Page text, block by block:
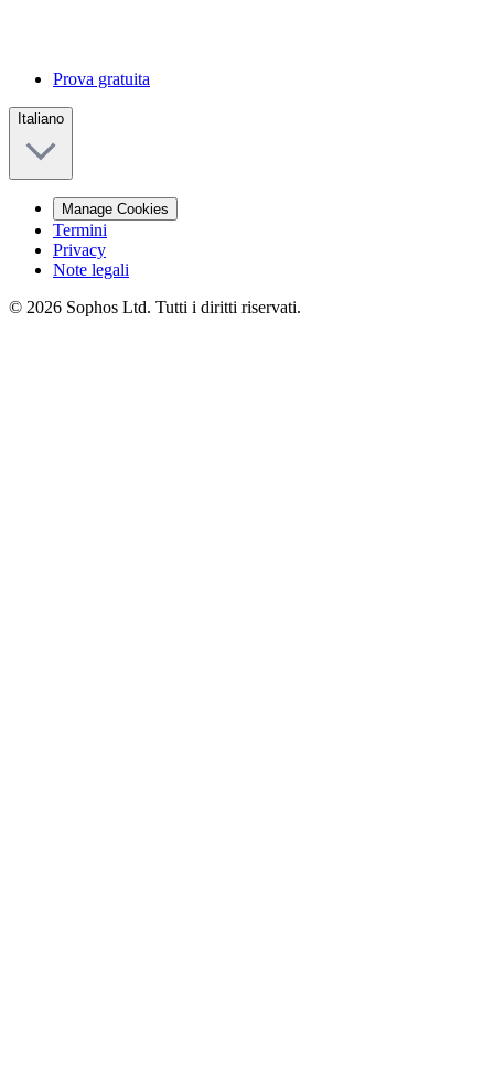
Prova gratuita
Italiano
Manage Cookies
Termini
Privacy
Note legali
© 2026 Sophos Ltd. Tutti i diritti riservati.